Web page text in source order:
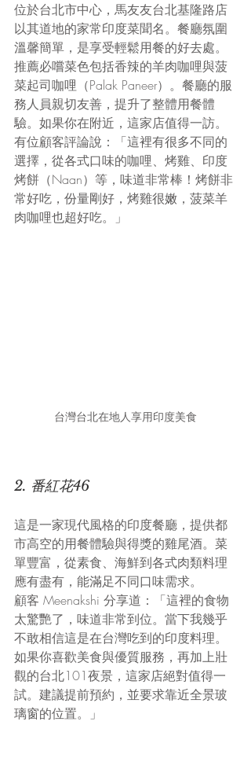
位於台北市中心，馬友友台北基隆路店
以其道地的家常印度菜聞名。餐廳氛圍
溫馨簡單，是享受輕鬆用餐的好去處。
推薦必嚐菜色包括香辣的羊肉咖哩與菠
菜起司咖哩（Palak Paneer）。餐廳的服
務人員親切友善，提升了整體用餐體
驗。如果你在附近，這家店值得一訪。
有位顧客評論說：「這裡有很多不同的
選擇，從各式口味的咖哩、烤雞、印度
烤餅（Naan）等，味道非常棒！烤餅非
常好吃，份量剛好，烤雞很嫩，菠菜羊
肉咖哩也超好吃。」
台灣台北在地人享用印度美食
2. 番紅花46
這是一家現代風格的印度餐廳，提供都
市高空的用餐體驗與得獎的雞尾酒。菜
單豐富，從素食、海鮮到各式肉類料理
應有盡有，能滿足不同口味需求。
顧客 Meenakshi 分享道：「這裡的食物
太驚艷了，味道非常到位。當下我幾乎
不敢相信這是在台灣吃到的印度料理。
如果你喜歡美食與優質服務，再加上壯
觀的台北101夜景，這家店絕對值得一
試。建議提前預約，並要求靠近全景玻
璃窗的位置。」